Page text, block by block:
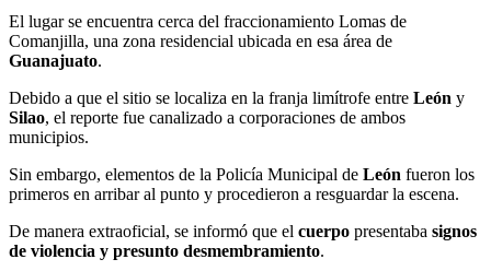
El lugar se encuentra cerca del fraccionamiento Lomas de
Comanjilla, una zona residencial ubicada en esa área de
Guanajuato.
Debido a que el sitio se localiza en la franja limítrofe entre León y
Silao, el reporte fue canalizado a corporaciones de ambos
municipios.
Sin embargo, elementos de la Policía Municipal de León fueron los
primeros en arribar al punto y procedieron a resguardar la escena.
De manera extraoficial, se informó que el cuerpo presentaba signos
de violencia y presunto desmembramiento.